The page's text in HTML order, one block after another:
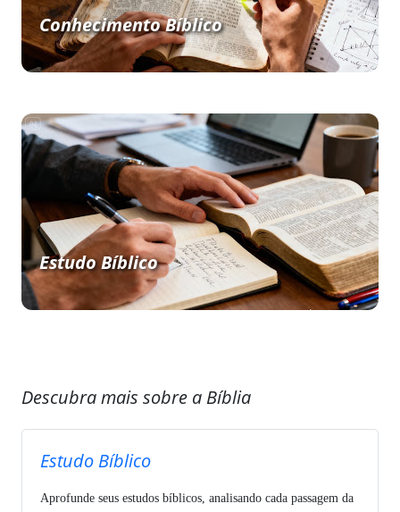
Conhecimento Bíblico
Estudo Bíblico
Descubra mais sobre a Bíblia
Estudo Bíblico
Aprofunde seus estudos bíblicos, analisando cada passagem da